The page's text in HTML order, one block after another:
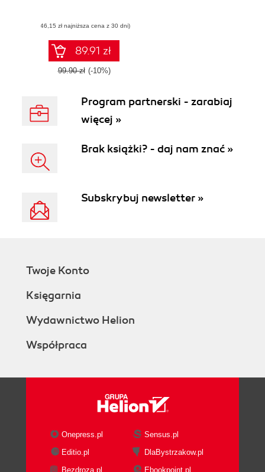
(46,15 zł najniższa cena z 30 dni)
89.91 zł
99.90 zł (-10%)
Program partnerski - zarabiaj
więcej »
Brak książki? - daj nam znać »
Subskrybuj newsletter »
Twoje Konto
Księgarnia
Wydawnictwo Helion
Współpraca
Onepress.pl
Sensus.pl
Editio.pl
DlaBystrzakow.pl
Bezdroza.pl
Ebookpoint.pl